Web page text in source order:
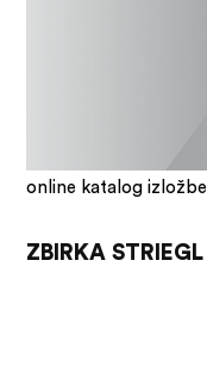
online katalog izložbe
ZBIRKA STRIEGL